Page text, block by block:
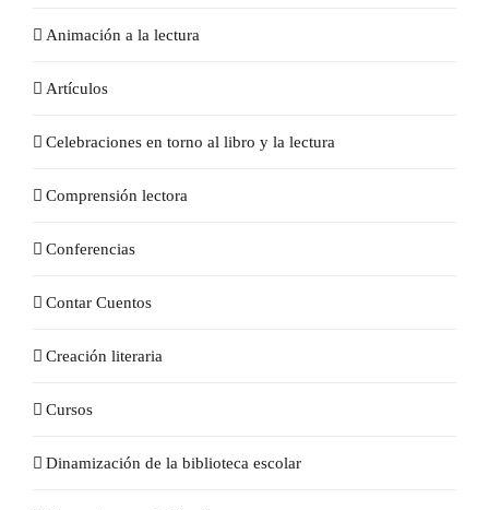
Animación a la lectura
Artículos
Celebraciones en torno al libro y la lectura
Comprensión lectora
Conferencias
Contar Cuentos
Creación literaria
Cursos
Dinamización de la biblioteca escolar